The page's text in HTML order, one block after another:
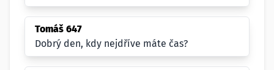
Tomáš 647
Dobrý den, kdy nejdříve máte čas?